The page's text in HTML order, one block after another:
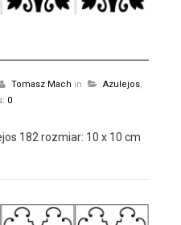
Tomasz Mach in Azulejos
0
182 rozmiar: 10 x 10 cm